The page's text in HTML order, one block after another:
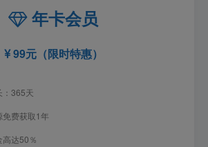
年卡会员
99元（限时特惠）
：365天
免费获取1年
达50％